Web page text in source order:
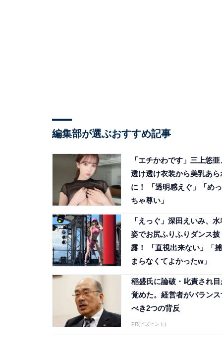
編集部が選ぶおすすめ記事
「エチかわです」三上悠亜
透け透け衣装から美乳あら
に！ 「透明感えぐ」「めっ
ちゃ尊い」
「えっぐ」深田えいみ、水
姿でお尻ふりふりダンス披
露！ 「直視出来ない」「捕
まらなくてよかったw」
稲盛氏に論破・叱責され目
覚めた。経営者がバランス
べき2つの背反
PR(ビズヒント)